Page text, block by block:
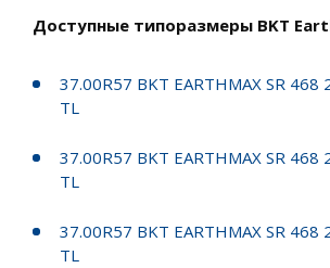
Доступные типоразмеры BKT
37.00R57 BKT EARTHMAX SR 468
TL
37.00R57 BKT EARTHMAX SR
TL
37.00R57 BKT EARTHMAX SR 468
TL